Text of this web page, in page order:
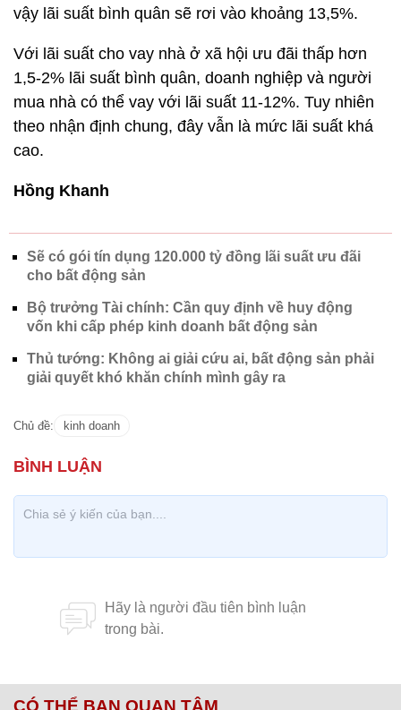
vậy lãi suất bình quân sẽ rơi vào khoảng 13,5%.
Với lãi suất cho vay nhà ở xã hội ưu đãi thấp hơn
1,5-2% lãi suất bình quân, doanh nghiệp và người
mua nhà có thể vay với lãi suất 11-12%. Tuy nhiên
theo nhận định chung, đây vẫn là mức lãi suất khá
cao.
Hồng Khanh
Sẽ có gói tín dụng 120.000 tỷ đồng lãi suất ưu đãi
cho bất động sản
Bộ trưởng Tài chính: Cần quy định về huy động
vốn khi cấp phép kinh doanh bất động sản
Thủ tướng: Không ai giải cứu ai, bất động sản phải
giải quyết khó khăn chính mình gây ra
Chủ đề: kinh doanh
CÓ THỂ BẠN QUAN TÂM